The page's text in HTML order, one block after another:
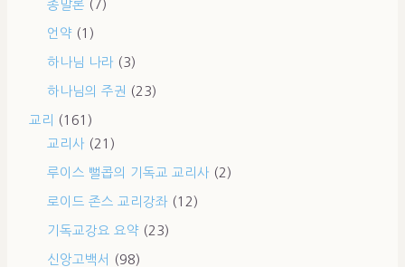
종말론 (7)
언약 (1)
하나님 나라 (3)
하나님의 주권 (23)
교리
(161)
교리사 (21)
루이스 뻘콥의 기독교 교리사 (2)
로이드 존스 교리강좌 (12)
기독교강요 요약 (23)
신앙고백서
(98)